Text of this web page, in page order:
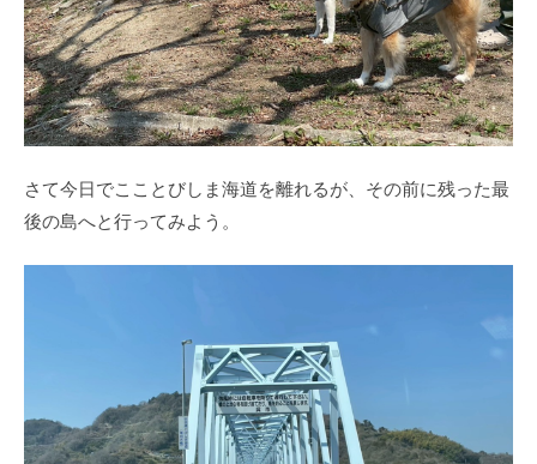
さて今日でこことびしま海道を離れるが、その前に残った最
後の島へと行ってみよう。